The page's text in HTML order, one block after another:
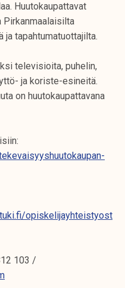
Huutokaupattavat
Pirkanmaalaisilta
tapahtumatuottajilta.
televisioita, puhelin,
ja koriste-esineitä.
on huutokaupattavana
opiskelijayhteistyost
103 /